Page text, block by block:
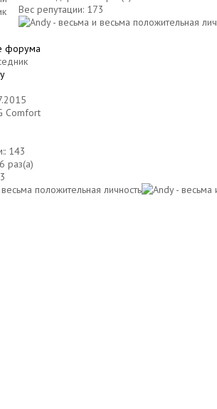
Вес репутации: 173
Comfort
143
раз(а)